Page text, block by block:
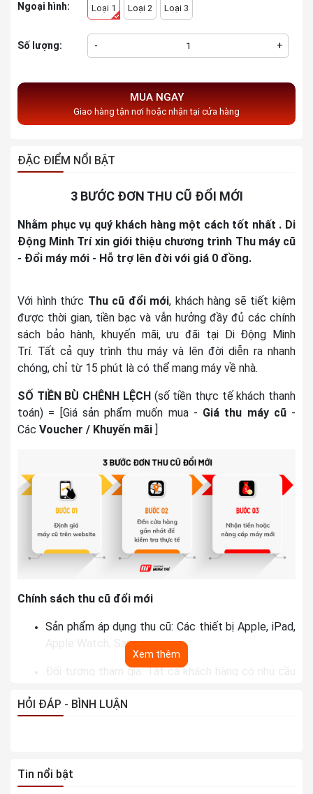
Ngoại hình: Loại 1 Loại 2 Loại 3
Số lượng: - +
MUA NGAY
Giao hàng tận nơi hoặc nhận tại cửa hàng
ĐẶC ĐIỂM NỔI BẬT
3 BƯỚC ĐƠN THU CŨ ĐỔI MỚI
Nhằm phục vụ quý khách hàng một cách tốt nhất . Di
Động Minh Trí xin giới thiệu chương trình Thu máy cũ
- Đổi máy mới - Hỗ trợ lên đời với giá 0 đồng.
Với hình thức Thu cũ đổi mới, khách hàng sẽ tiết kiệm
được thời gian, tiền bạc và vẫn hưởng đầy đủ các chính
sách bảo hành, khuyến mãi, ưu đãi tại Di Động Minh
Trí. Tất cả quy trình thu máy và lên đời diễn ra nhanh
chóng, chỉ từ 15 phút là có thể mang máy về nhà.
SỐ TIỀN BÙ CHÊNH LỆCH(số tiền thực tế khách thanh
toán) = [Giá sản phẩm muốn mua - Giá thu máy cũ-
Các Voucher / Khuyến mãi ]
Chính sách thu cũ đổi mới
Sản phẩm áp dụng thu cũ: Các thiết bị Apple, iPad,
Apple Watch, Samsung...
Đối tượng tham gia: Tất cả khách hàng có nhu cầu
Cam kết thu máy cũ với giá cao hơn thị trường hiện
bao gồm trả góp 0% lãi suất qua thẻ tín dụng
Xem thêm
HỎI ĐÁP - BÌNH LUẬN
Tin nổi bật